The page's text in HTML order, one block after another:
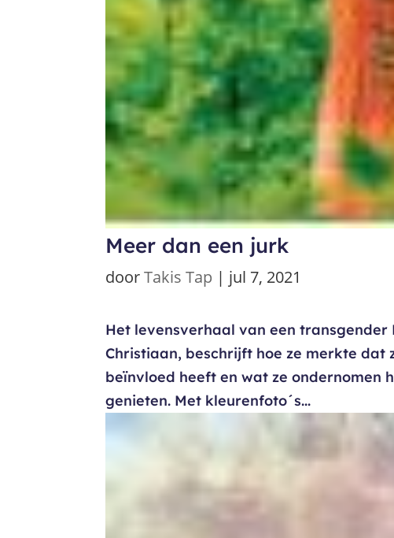
Meer dan een jurk
doorTakis Tap | jul 7, 2021
Het levensverhaal van een
Christiaan, beschrijft hoe ze merkte dat
beïnvloed heeft en wat ze ondernomen
genieten. Met kleurenfoto´s...